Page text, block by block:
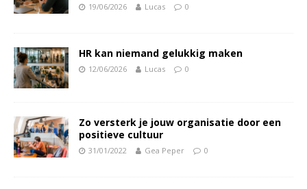
19/06/2026 Lucas 0
HR kan niemand gelukkig maken
12/06/2026 Lucas 0
Zo versterk je jouw organisatie door een
positieve cultuur
31/01/2022 Gea Peper 0